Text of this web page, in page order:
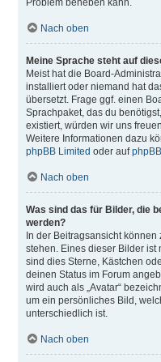
Problem beheben kann.
Nach oben
Meine Sprache steht auf
Meist hat die Board-
installiert oder niemand hat
übersetzt. Frage ggf. einen
Sprachpaket, das du
existiert, würden wir uns
Weitere Informationen dazu
phpBB Limited oder auf
Nach oben
Was sind das für Bilder, die
werden?
In der Beitragsansicht
stehen. Eines dieser Bilder ist
sind dies Sterne, Kästchen
deinen Status im Forum
wird auch als „Avatar“
um ein persönliches Bild,
unterschiedlich ist.
Nach oben